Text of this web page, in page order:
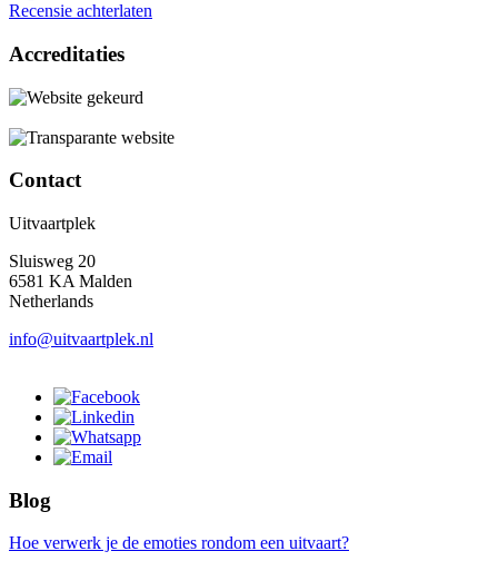
Recensie achterlaten
Accreditaties
Contact
Uitvaartplek
Sluisweg 20
6581 KA Malden
Netherlands
info@uitvaartplek.nl
Blog
Hoe verwerk je de emoties rondom een uitvaart?